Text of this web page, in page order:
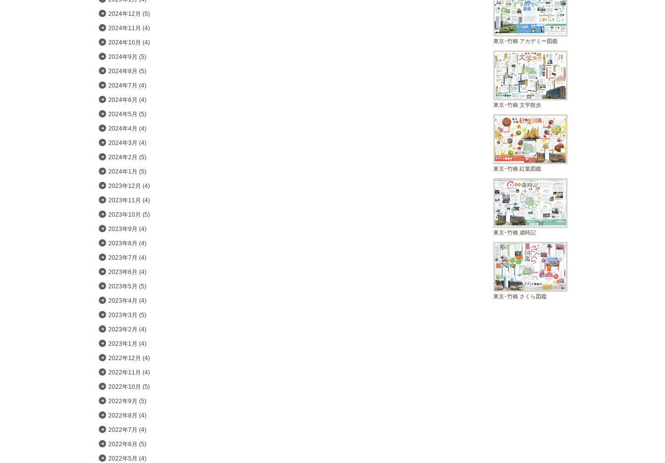
2024年12月 (5)
2024年11月 (4)
2024年10月 (4)
2024年9月 (5)
2024年8月 (5)
2024年7月 (4)
2024年6月 (4)
2024年5月 (5)
2024年4月 (4)
2024年3月 (4)
2024年2月 (5)
2024年1月 (5)
2023年12月 (4)
2023年11月 (4)
2023年10月 (5)
2023年9月 (4)
2023年8月 (4)
2023年7月 (4)
2023年6月 (4)
2023年5月 (5)
2023年4月 (4)
2023年3月 (5)
2023年2月 (4)
2023年1月 (4)
2022年12月 (4)
2022年11月 (4)
2022年10月 (5)
2022年9月 (5)
2022年8月 (4)
2022年7月 (4)
2022年6月 (5)
2022年5月 (4)
東京･竹橋 アカデミー図鑑
東京･竹橋 文学散歩
東京･竹橋 紅葉図鑑
東京･竹橋 歳時記
東京･竹橋 さくら図鑑